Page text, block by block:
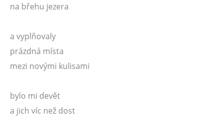
na břehu jezera
a vyplňovaly
prázdná místa
mezi novými kulisami
bylo mi devět
a jich víc než dost